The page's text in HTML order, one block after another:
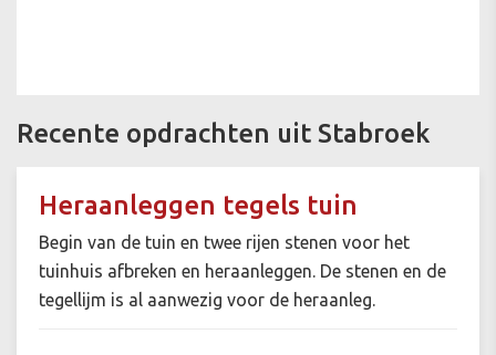
Recente opdrachten uit Stabroek
Heraanleggen tegels tuin
Begin van de tuin en twee rijen stenen voor het
tuinhuis afbreken en heraanleggen. De stenen en de
tegellijm is al aanwezig voor de heraanleg.